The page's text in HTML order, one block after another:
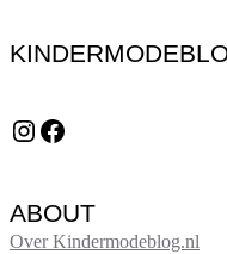
Instagram Facebook
ABOUT
Over Kindermodeblog.nl